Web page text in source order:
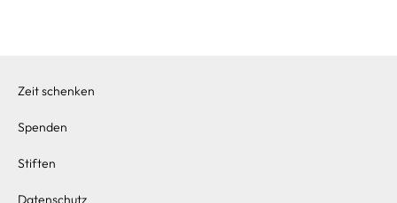
Zeit schenken
Spenden
Stiften
Datenschutz